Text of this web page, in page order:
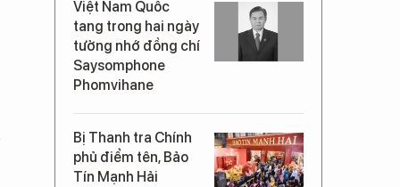
Việt Nam Quốc
tang trong hai ngày
tưởng nhớ đồng chí
Saysomphone
Phomvihane
Bị Thanh tra Chính
phủ điểm tên, Bảo
Tín Mạnh Hải